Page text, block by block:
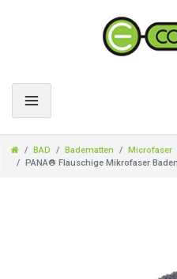
BAD Badematten
Microfaser
PANA® Flauschige Mikrofaser